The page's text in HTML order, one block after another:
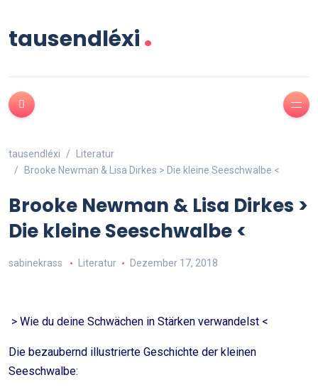
tausendléxi.
tausendléxi
Literatur
Brooke Newman & Lisa Dirkes > Die kleine Seeschwalbe <
Brooke Newman & Lisa Dirkes >
Die kleine Seeschwalbe <
sabinekrass Literatur Dezember 17, 2018
> Wie du deine Schwächen in Stärken verwandelst <
Die bezaubernd illustrierte Geschichte der kleinen
Seeschwalbe: